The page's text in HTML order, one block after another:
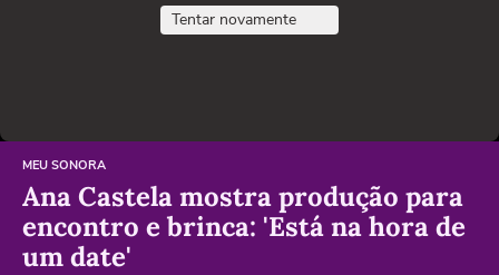
Tentar novamente
MEU SONORA
Ana Castela mostra produção para
encontro e brinca: 'Está na hora de
um date'